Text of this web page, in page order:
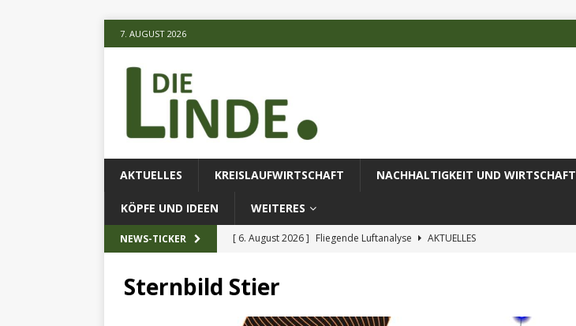
7. AUGUST 2026
AKTUELLES KREISLAUFWIRTSCHAFT NACHHALTIGKEIT UND WIRTSCHAFT
KÖPFE UND IDEEN WEITERES
NEWS-TICKER [ 6. August 2026 ] Fliegende Luftanalyse
AKTUELLES
AKTUELLES
[ 6. August 2026 ] Projekt des Deutschen Alpenvereins mit DBU-Förderung
Sternbild Stier